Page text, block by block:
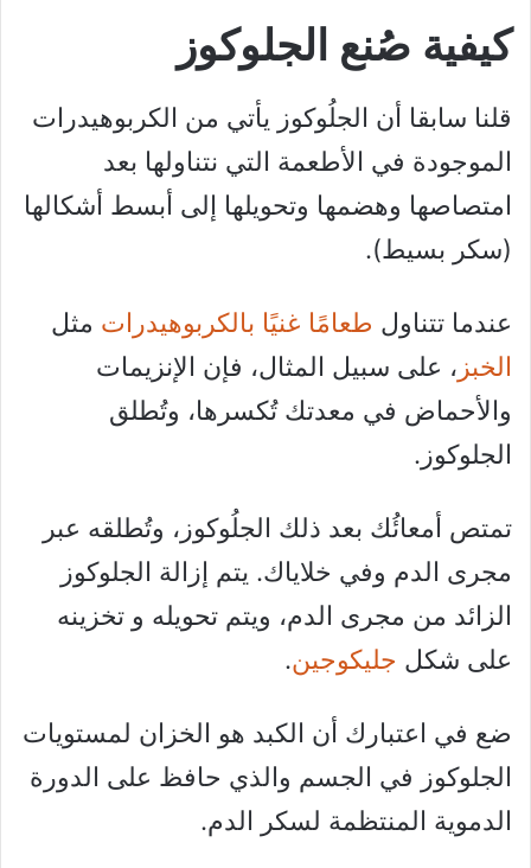
كيفية صُنع الجلوكوز
قلنا سابقا أن الجلُوكوز يأتي من الكربوهيدرات
الموجودة في الأطعمة التي نتناولها بعد
امتصاصها وهضمها وتحويلها إلى أبسط أشكالها
(سكر بسيط).
عندما تتناول طعامًا غنيًا بالكربوهيدرات مثل
الخبز ، على سبيل المثال، فإن الإنزيمات
والأحماض في معدتك تُكسرها، وتُطلق
الجلوكوز.
تمتص أمعائُك بعد ذلك الجلُوكوز، وتُطلقه عبر
مجرى الدم وفي خلاياك. يتم إزالة الجلوكوز
الزائد من مجرى الدم، ويتم تحويله و تخزينه
على شكل جليكوجين.
ضع في اعتبارك أن الكبد هو الخزان لمستويات
الجلوكوز في الجسم والذي حافظ على الدورة
الدموية المنتظمة لسكر الدم.